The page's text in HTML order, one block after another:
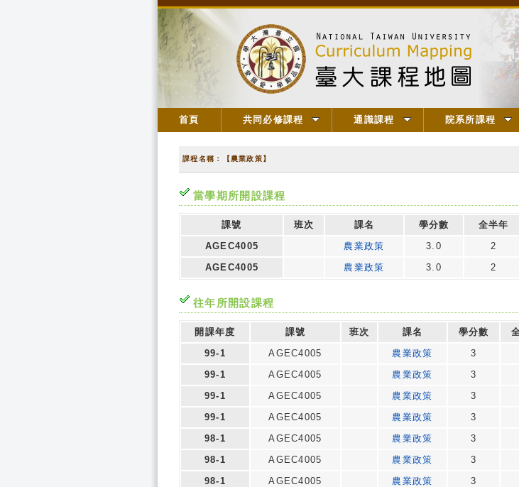
首頁 共同必修課程 通識課程 院系所課程
課程名稱：【農業政策】
當學期所開設課程
課號 班次 課名 學分數 全半年
AGEC4005
農業政策 3.0 2
AGEC4005
農業政策 3.0 2
往年所開設課程
開課年度 課號 班次 課名 學分數
99-1
AGEC4005 農業政策 3
99-1
AGEC4005 農業政策 3
99-1
AGEC4005 農業政策 3
99-1
AGEC4005 農業政策 3
98-1
AGEC4005 農業政策 3
98-1
AGEC4005 農業政策 3
98-1
AGEC4005 農業政策 3